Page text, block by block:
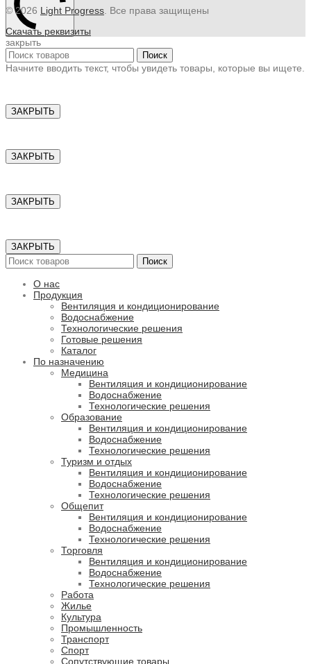
© 2026 Light Progress. Все права защищены
Скачать реквизиты
закрыть
Поиск
Начните вводить текст, чтобы увидеть товары, которые вы ищете.
ЗАКРЫТЬ
ЗАКРЫТЬ
ЗАКРЫТЬ
ЗАКРЫТЬ
Поиск
О нас
Продукция
Вентиляция и кондиционирование
Водоснабжение
Технологические решения
Готовые решения
Каталог
По назначению
Медицина
Вентиляция и кондиционирование
Водоснабжение
Технологические решения
Образование
Вентиляция и кондиционирование
Водоснабжение
Технологические решения
Туризм и отдых
Вентиляция и кондиционирование
Водоснабжение
Технологические решения
Общепит
Вентиляция и кондиционирование
Водоснабжение
Технологические решения
Торговля
Вентиляция и кондиционирование
Водоснабжение
Технологические решения
Работа
Жилье
Культура
Промышленность
Транспорт
Спорт
Сопутствующие товары